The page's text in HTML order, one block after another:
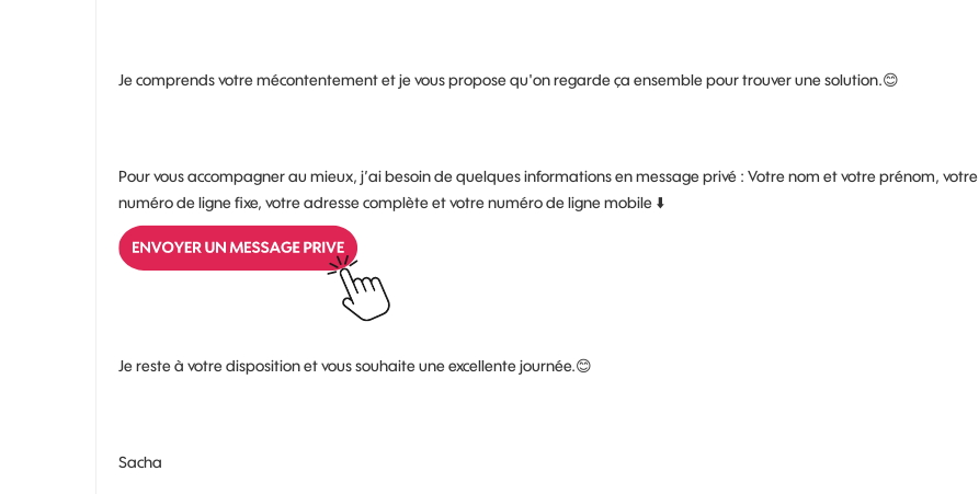
Je comprends votre mécontentement et je vous propose qu'on regarde ça ensemble pour trouver une solution.😊
Pour vous accompagner au mieux, j’ai besoin de quelques informations en message privé : Votre nom et votre prénom, votre
numéro de ligne fixe, votre adresse complète et votre numéro de ligne mobile ⬇️
Je reste à votre disposition et vous souhaite une excellente journée.😊
Sacha